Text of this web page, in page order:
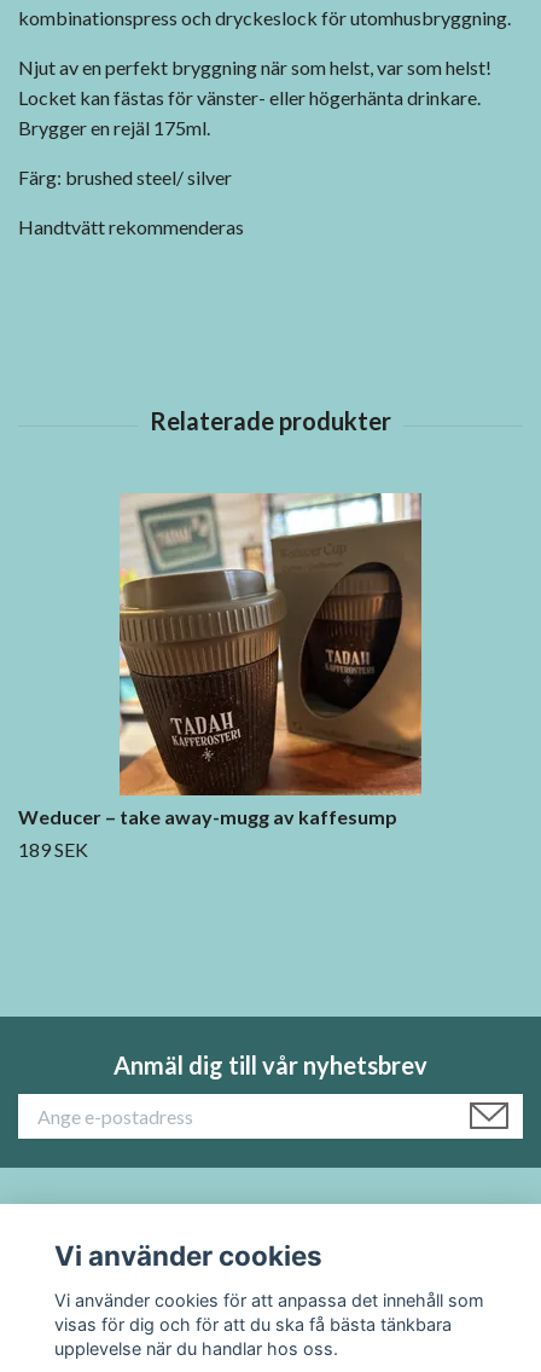
kombinationspress och dryckeslock för utomhusbryggning.
Njut av en perfekt bryggning när som helst, var som helst!
Locket kan fästas för vänster- eller högerhänta drinkare.
Brygger en rejäl 175ml.
Färg: brushed steel/ silver
Handtvätt rekommenderas
Weducer – take away-mugg av kaffesump
189 SEK
Anmäl dig till vår nyhetsbrev
Sociala medier
Vi använder cookies
Vi använder cookies för att anpassa det innehåll som
visas för dig och för att du ska få bästa tänkbara
upplevelse när du handlar hos oss.